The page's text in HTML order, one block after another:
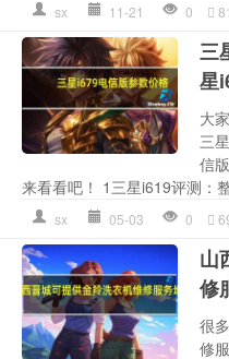
sx 11-21 0
三
星
大
三
信
来看看吧！ 1三星i619评测：
sx 05-03 0
山
修
很
修